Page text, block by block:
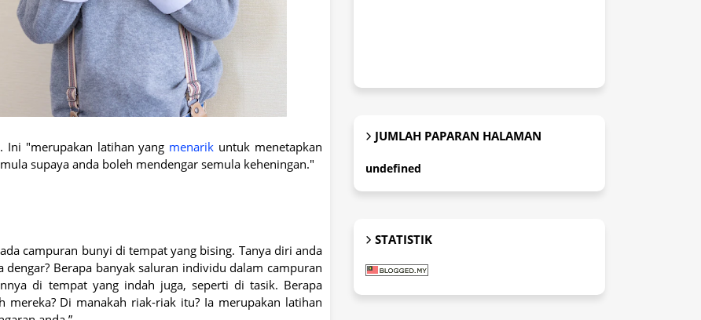
Ini "merupakan latihan yang menarik untuk menetapkan
supaya anda boleh mendengar semula keheningan."
campuran bunyi di tempat yang bising. Tanya diri anda
Berapa banyak saluran individu dalam campuran
di tempat yang indah juga, seperti di tasik. Berapa
mereka? Di manakah riak-riak itu? Ia merupakan latihan
JUMLAH PAPARAN HALAMAN
undefned
STATISTIK